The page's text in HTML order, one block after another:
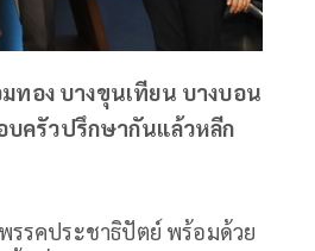
ทอง บางขุนเทียน บางบอน
บครัวปรึกษากันแล้วหลีก
รรคประชาธิปัตย์ พร้อมด้วย